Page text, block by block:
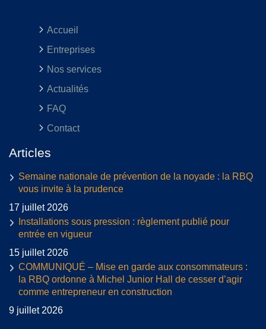
Accueil
Entreprises
Nos services
Actualités
FAQ
Contact
Articles
Semaine nationale de prévention de la noyade : la RBQ
vous invite à la prudence
17 juillet 2026
Installations sous pression : règlement publié pour
entrée en vigueur
15 juillet 2026
COMMUNIQUÉ – Mise en garde aux consommateurs :
la RBQ ordonne à Michel Junior Hall de cesser d’agir
comme entrepreneur en construction
9 juillet 2026